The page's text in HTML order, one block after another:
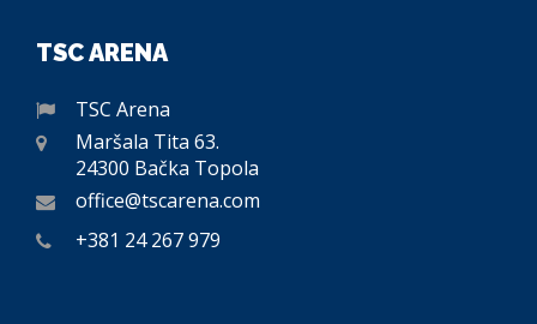
TSC ARENA
TSC Arena
Maršala Tita 63.
24300 Bačka Topola
office@tscarena.com
+381 24 267 979